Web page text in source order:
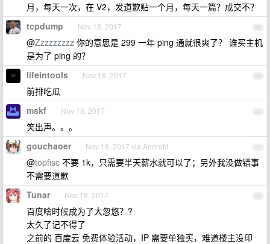
月，每天一次，在 V2，发道歉贴一个月，每天一篇？成交不？
38
tcpdump Nov 18, 2017
@Zzzzzzzzz 你的意思是 299 一年 ping 通就很爽了？ 谁买主机
是为了 ping 的？
39
lifeintools Nov 18, 2017
前排吃瓜
40
mskf Nov 18, 2017
笑出声。。。
41
gouchaoer Nov 18, 2017 via Android
@topfisc 不要 1k，只需要半天薪水就可以了；另外我没做错事
不需要道歉
42
Tunar Nov 18, 2017
百度啥时候成为了大忽悠？?
太久了记不得了
之前的 百度云 免费体验活动，IP 需要单独买，难道楼主没印